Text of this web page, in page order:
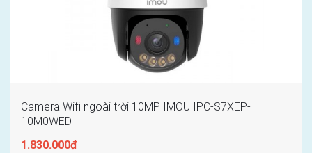
Camera Wifi ngoài trời 10MP IMOU IPC-S7XEP-
10M0WED
1.830.000đ